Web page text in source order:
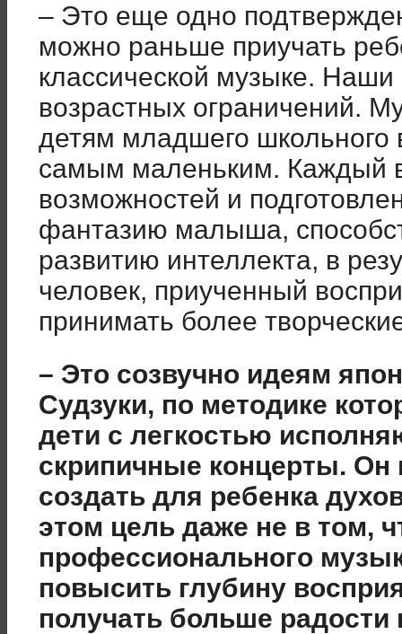
– Это еще одно
можно раньше приучать
классической музыке.
возрастных ограничений.
детям младшего школьного
самым маленьким. Каждый
возможностей и
фантазию малыша,
развитию интеллекта, в
человек, приученный
принимать более
– Это созвучно идеям
Судзуки, по методике
дети с легкостью
скрипичные концерты. Он
создать для ребенка
этом цель даже не в том,
профессионального
повысить глубину
получать больше радости